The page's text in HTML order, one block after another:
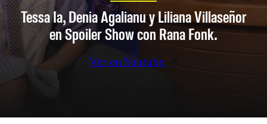
Tessa Ia, Denia Agalianu y Liliana Villaseñor
en Spoiler Show con Rana Fonk.
Ver en Youtube